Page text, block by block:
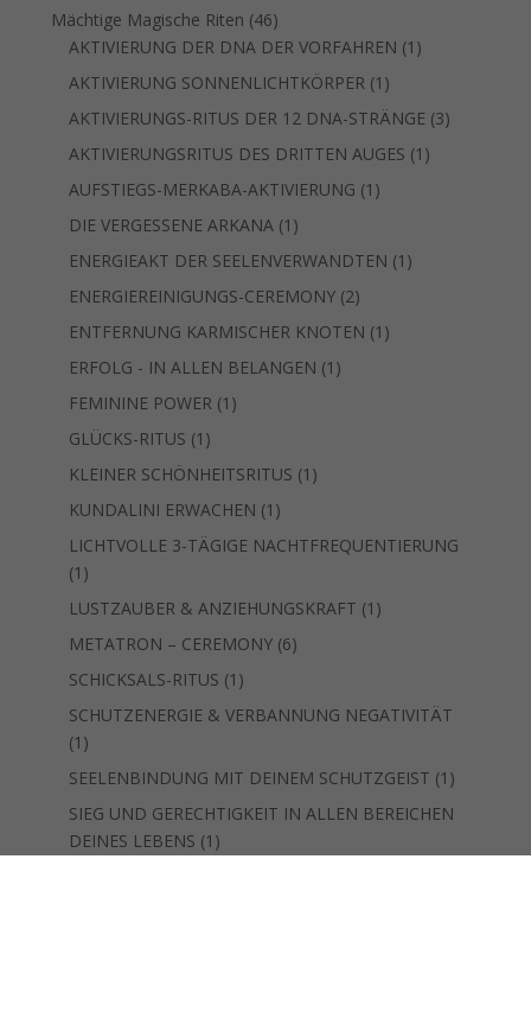
Produkt
Mächtige Magische Riten 4646
Produkte
AKTIVIERUNG DER DNA DER VORFAHREN 1 1
AKTIVIERUNG SONNENLICHTKÖRPER 1 1
Produkt
AKTIVIERUNGS-RITUS DER 12 DNA-STRÄNGE 33
AKTIVIERUNGSRITUS DES DRITTEN AUGES 1 1
AUFSTIEGS-MERKABA-AKTIVIERUNG 1 1
DIE VERGESSENE ARKANA 1 1
Produkt
ENERGIEAKT DER SEELENVERWANDTEN 1 1
ENERGIEREINIGUNGS-CEREMONY 22
Produkte
ENTFERNUNG KARMISCHER KNOTEN 1 1
ERFOLG - IN ALLEN BELANGEN 1 1
FEMININE POWER 1 1
GLÜCKS-RITUS 1 1
Produkt
KLEINER SCHÖNHEITSRITUS 1 1
KUNDALINI ERWACHEN 1 1
Produkt
LICHTVOLLE 3-TÄGIGE NACHTFREQUENTIERUNG
1 1
Produkt
LUSTZAUBER & ANZIEHUNGSKRAFT 1 1
METATRON – CEREMONY 66
SCHICKSALS-RITUS 1 1
Produkt
SCHUTZENERGIE & VERBANNUNG NEGATIVITÄT
1 1
Produkt
SEELENBINDUNG MIT DEINEM SCHUTZGEIST 1 1
Produkt
SIEG UND GERECHTIGKEIT IN ALLEN BEREICHEN
DEINES LEBENS 1 1